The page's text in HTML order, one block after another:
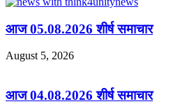
आज 05.08.2026 शीर्ष समाचार
August 5, 2026
आज 04.08.2026 शीर्ष समाचार